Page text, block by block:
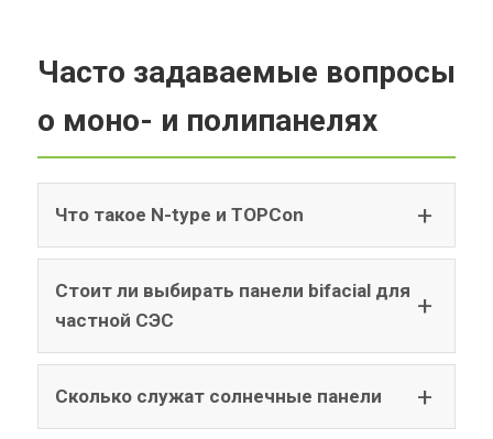
Часто задаваемые вопросы
о моно- и полипанелях
Что такое N-type и TOPCon
Стоит ли выбирать панели bifacial для
частной СЭС
Сколько служат солнечные панели